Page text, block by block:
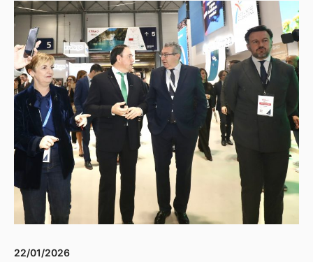
22/01/2026